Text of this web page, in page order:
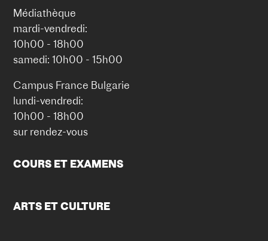
Médiathèque
mardi-vendredi:
10h00 - 18h00
samedi: 10h00 - 15h00
Campus France Bulgarie
lundi-vendredi:
10h00 - 18h00
sur rendez-vous
COURS ET EXAMENS
ARTS ET CULTURE